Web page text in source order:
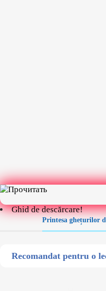
Ghid de descărcare!
Printesa ghețurilor
Recomandat pentru o